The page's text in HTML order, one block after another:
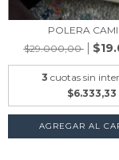
POLERA
$29.000,00
3 cuotas sin
$6.333,33
AGREGAR AL